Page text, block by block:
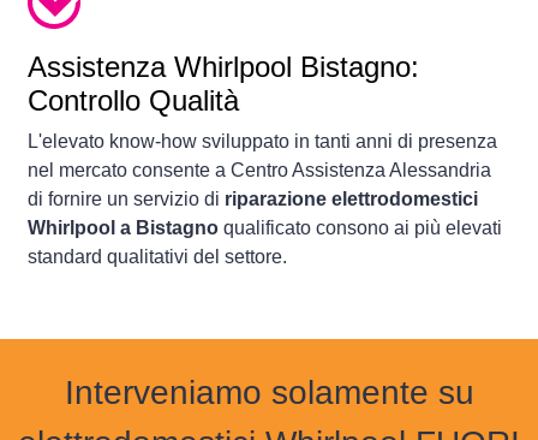
Assistenza Whirlpool Bistagno:
Controllo Qualità
L'elevato know-how sviluppato in tanti anni di presenza
nel mercato consente a Centro Assistenza Alessandria
di fornire un servizio di riparazione elettrodomestici
Whirlpool a Bistagno qualificato consono ai più elevati
standard qualitativi del settore.
Interveniamo solamente su